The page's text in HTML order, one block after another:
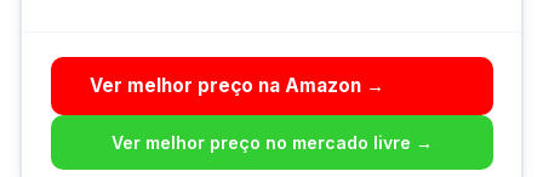
Ver melhor preço na Amazon →
Ver melhor preço no mercado livre →